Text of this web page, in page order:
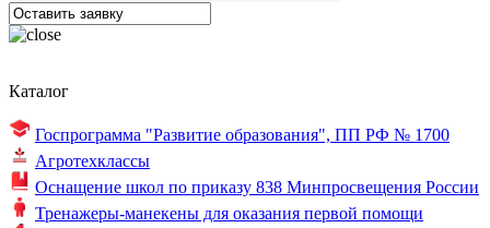
Каталог
Госпрограмма "Развитие образования", ПП РФ № 1700
Агротехклассы
Оснащение школ по приказу 838 Минпросвещения России
Тренажеры-манекены для оказания первой помощи